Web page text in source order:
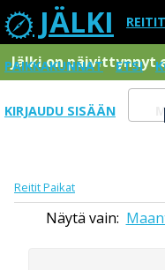
JÄLKI REITIT
PAIKKAKUNNAT ETSI
KIRJAUDU SISÄÄN
Jälki on päivittynnyt
ReititPaikat
Näytä vain: